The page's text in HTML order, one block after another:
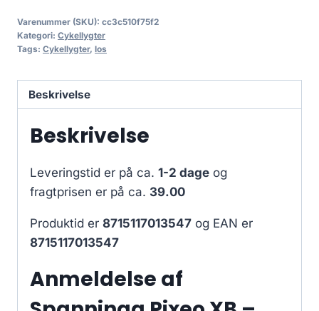
Varenummer (SKU): cc3c510f75f2
Kategori: Cykellygter
Tags: Cykellygter, los
Beskrivelse
Beskrivelse
Leveringstid er på ca. 1-2 dage og
fragtprisen er på ca. 39.00
Produktid er 8715117013547 og EAN er
8715117013547
Anmeldelse af